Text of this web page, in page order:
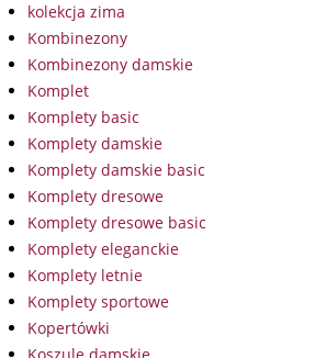
kolekcja zima
Kombinezony
Kombinezony damskie
Komplet
Komplety basic
Komplety damskie
Komplety damskie basic
Komplety dresowe
Komplety dresowe basic
Komplety eleganckie
Komplety letnie
Komplety sportowe
Kopertówki